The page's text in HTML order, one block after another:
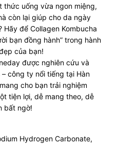
thức uống vừa ngon miệng,
còn lại giúp cho da ngày
để Collagen Kombucha
bạn đồng hành” trong hành
của bạn!
được nghiên cứu và
công ty nổi tiếng tại Hàn
cho bạn trải nghiệm
tiện lợi, dễ mang theo, dễ
bất ngờ!
Hydrogen Carbonate,